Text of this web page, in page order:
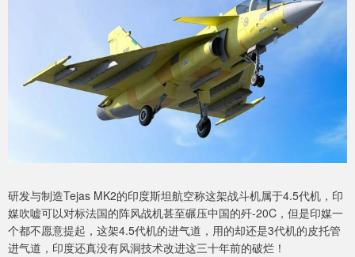
研发与制造Tejas MK2的印度斯坦航空称这架战斗机属于4.5代机，印
媒吹嘘可以对标法国的阵风战机甚至碾压中国的歼-20C，但是印媒一
个都不愿意提起，这架4.5代机的进气道，用的却还是3代机的皮托管
进气道，印度还真没有风洞技术改进这三十年前的破烂！